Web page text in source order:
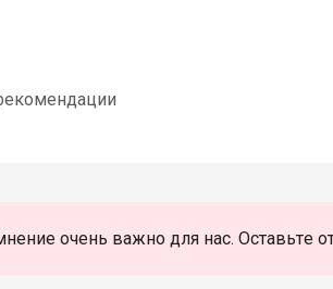
очень важно для нас. Оставьте